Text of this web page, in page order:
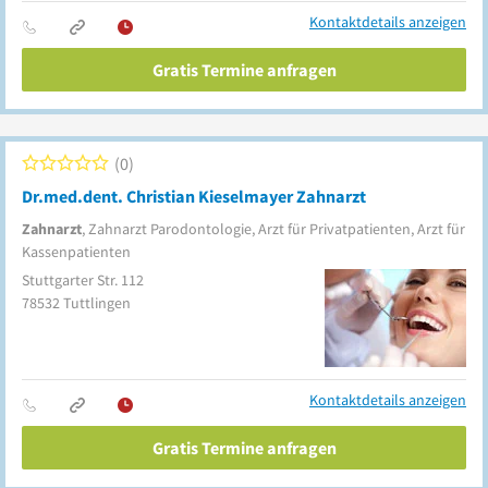
Kontaktdetails anzeigen
Gratis Termine anfragen
Dr.med.dent. Christian Kieselmayer Zahnarzt
Zahnarzt, Zahnarzt Parodontologie, Arzt für Privatpatienten, Arzt für
Kassenpatienten
0
Stuttgarter Str. 112
78532Tuttlingen
Kontaktdetails anzeigen
Gratis Termine anfragen